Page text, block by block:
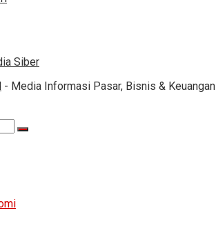
Siber
- Media Informasi Pasar, Bisnis &